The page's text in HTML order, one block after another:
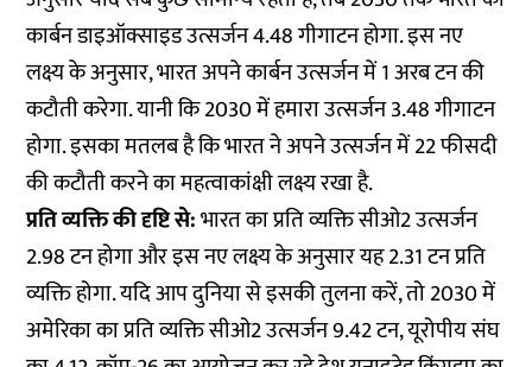
कार्बन डाइऑक्साइड उत्सर्जन 4.48 गीगाटन होगा. इस नए
लक्ष्य के अनुसार, भारत अपने कार्बन उत्सर्जन में 1 अरब टन की
कटौती करेगा. यानी कि 2030 में हमारा उत्सर्जन 3.48 गीगाटन
होगा. इसका मतलब है कि भारत ने अपने उत्सर्जन में 22 फीसदी
की कटौती करने का महत्वाकांक्षी लक्ष्य रखा है.
प्रति व्यक्ति की दृष्टि से:भारत का प्रति व्यक्ति सीओ2 उत्सर्जन
2.98 टन होगा और इस नए लक्ष्य के अनुसार यह 2.31 टन प्रति
व्यक्ति होगा. यदि आप दुनिया से इसकी तुलना करें, तो 2030 में
अमेरिका का प्रति व्यक्ति सीओ2 उत्सर्जन 9.42 टन, यूरोपीय संघ